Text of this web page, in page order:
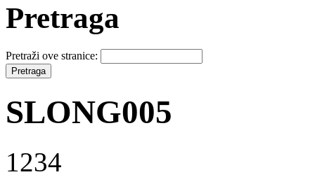
Pretraga
Pretraži ove stranice:
SLONG005
1234